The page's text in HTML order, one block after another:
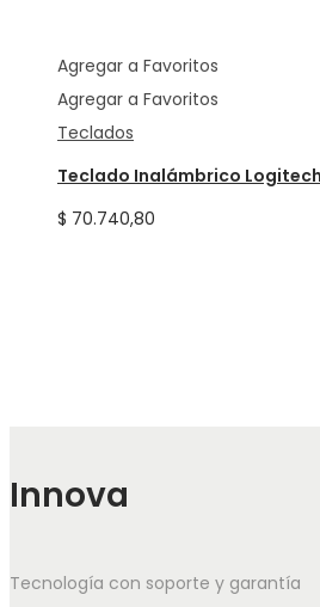
Agregar a Favoritos
Agregar a Favoritos
Teclados
Teclado Inalámbrico
$ 70.740,80
Innova
Tecnología con soporte y garantía